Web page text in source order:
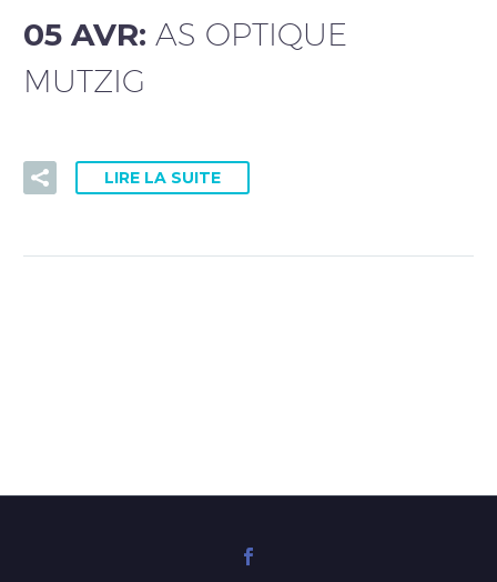
PRISE DE RDV DOCTOLIB
05 AVR: AS OPTIQUE
MUTZIG
LIRE LA SUITE